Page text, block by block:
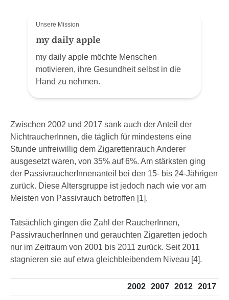
Unsere Mission
my daily apple
my daily apple möchte Menschen
motivieren, ihre Gesundheit selbst in die
Hand zu nehmen.
Zwischen 2002 und 2017 sank auch der Anteil der
NichtraucherInnen, die täglich für mindestens eine
Stunde unfreiwillig dem Zigarettenrauch Anderer
ausgesetzt waren, von 35% auf 6%. Am stärksten ging
der PassivraucherInnenanteil bei den 15- bis 24-Jährigen
zurück. Diese Altersgruppe ist jedoch nach wie vor am
Meisten von Passivrauch betroffen [1].
Tatsächlich gingen die Zahl der RaucherInnen,
PassivraucherInnen und gerauchten Zigaretten jedoch
nur im Zeitraum von 2001 bis 2011 zurück. Seit 2011
stagnieren sie auf etwa gleichbleibendem Niveau [4].
2002 2007 2012
2017